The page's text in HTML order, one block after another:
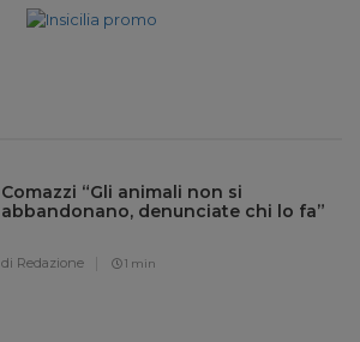
Comazzi “Gli animali non si
abbandonano, denunciate chi lo fa”
di Redazione 1 min